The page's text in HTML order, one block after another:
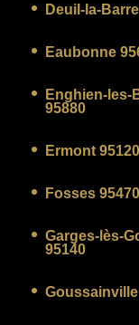
Deuil-la-
Eaubonne
Enghien-les-
95880
Ermont 95120
Fosses 95470
Garges-lès-
95140